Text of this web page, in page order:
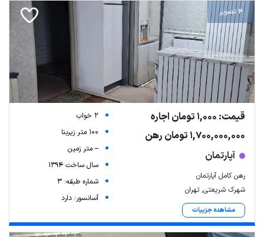
4 تصویر
قیمت: 1,000 تومان اجاره
1,700,000,000 تومان رهن
آپارتمان
رهن کامل آپارتمان
شهرک شریعتی, تهران
مشاهده جزییات
2 خواب
100 متر زیربنا
-- متر زمین
سال ساخت 1394
شماره طبقه: 3
آسانسور: دارد